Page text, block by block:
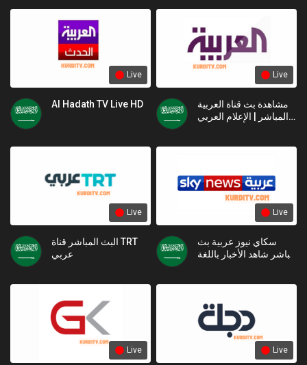
Live
Al Hadath TV Live HD
Live
مشاهدة بث قناة العربية
المباشر | الإعلام العربي
Live
البث المباشر قناة TRT
عربي
Live
سكاي نيوز عربية بث
مباشر شاهد الأخبار باللغة
Live Live